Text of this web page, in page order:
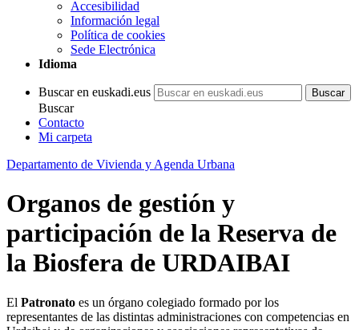
Accesibilidad
Información legal
Política de cookies
Sede Electrónica
Idioma
Buscar en euskadi.eus
Buscar
Contacto
Mi carpeta
Departamento de Vivienda y Agenda Urbana
Organos de gestión y
participación de la Reserva de
la Biosfera de URDAIBAI
El Patronato es un órgano colegiado formado por los
representantes de las distintas administraciones con competencias en